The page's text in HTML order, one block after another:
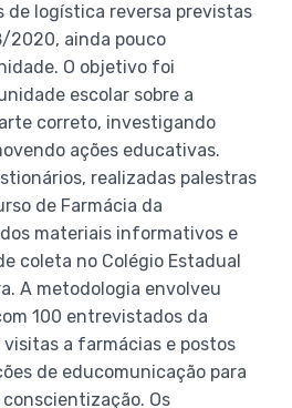
de logística reversa previstas
2020, ainda pouco
O objetivo foi
escolar sobre a
correto, investigando
ações educativas.
realizadas palestras
de Farmácia da
materiais informativos e
coleta no Colégio Estadual
A metodologia envolveu
100 entrevistados da
a farmácias e postos
de educomunicação para
Os